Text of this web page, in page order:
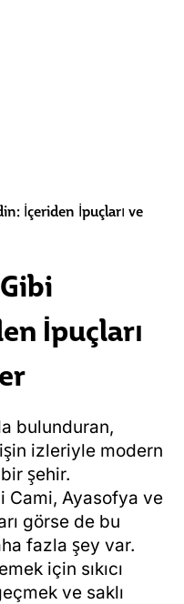
İçeriden İpuçları ve
İpuçları
bulunduran,
izleriyle modern
şehir.
Cami, Ayasofya ve
görse de bu
fazla şey var.
için sıkıcı
ve saklı